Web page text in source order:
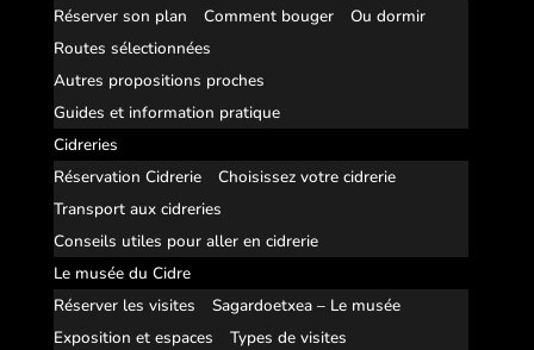
Réserver son plan
Comment bouger
Ou dormir
Routes sélectionnées
Autres propositions proches
Guides et information pratique
Cidreries
Réservation Cidrerie
Choisissez votre cidrerie
Transport aux cidreries
Conseils utiles pour aller en cidrerie
Le musée du Cidre
Réserver les visites
Sagardoetxea – Le musée
Exposition et espaces
Types de visites